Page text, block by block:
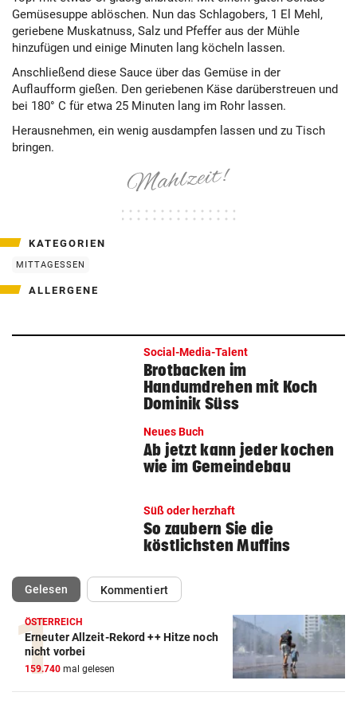
Gemüsesuppe ablöschen. Nun das Schlagobers, 1 El Mehl,
geriebene Muskatnuss, Salz und Pfeffer aus der Mühle
hinzufügen und einige Minuten lang köcheln lassen.
Anschließend diese Sauce über das Gemüse in der
Auflaufform gießen. Den geriebenen Käse darüberstreuen und
bei 180° C für etwa 25 Minuten lang im Rohr lassen.
Herausnehmen, ein wenig ausdampfen lassen und zu Tisch
bringen.
KATEGORIEN
MITTAGESSEN
ALLERGENE
Social-Media-Talent
Brotbacken im
Handumdrehen mit Koch
Dominik Süss
Neues Buch
Ab jetzt kann jeder kochen
wie im Gemeindebau
Süß oder herzhaft
So zaubern Sie die
köstlichsten Muffins
Gelesen(ausgewählt)Kommentiert
ÖSTERREICH
Erneuter Allzeit-Rekord ++ Hitze noch
nicht vorbei
159.740 mal gelesen